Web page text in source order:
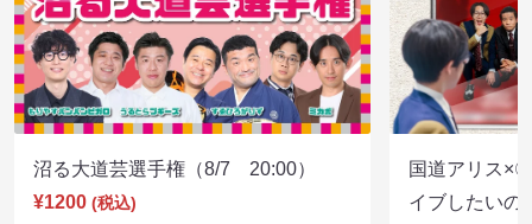
沼る大道芸選手権（8/7 20:00）
¥1200 (税込)
国道アリス×
イブしたいの